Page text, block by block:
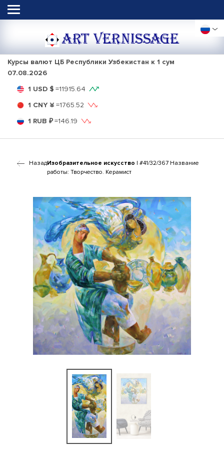
ART VERNISSAGE
Курсы валют ЦБ Республики Узбекистан к 1 сум
07.08.2026
1 USD $ =11915.64
1 CNY ¥ =1765.52
1 RUB ₽=146.19
НазадИзобразительное искусство | #41/32/367 Название
работы: Творчество. Керамист